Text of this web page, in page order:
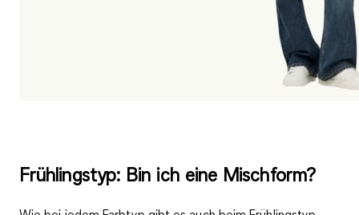
Frühlingstyp: Bin ich eine Mischform?